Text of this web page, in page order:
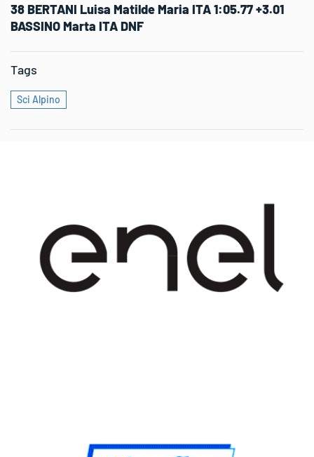
38 BERTANI Luisa Matilde Maria ITA 1:05.77 +3.01
BASSINO Marta ITA DNF
Tags
Sci Alpino